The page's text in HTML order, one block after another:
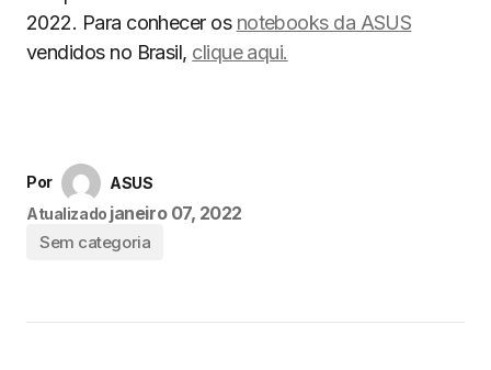
2022. Para conhecer os notebooks da ASUS
vendidos no Brasil, clique aqui.
Por
ASUS
Atualizado janeiro 07, 2022
Sem categoria